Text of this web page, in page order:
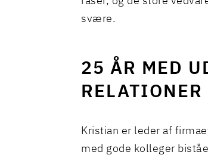
svære.
25 ÅR MED
RELATIONER
Kristian er leder af
med gode kolleger